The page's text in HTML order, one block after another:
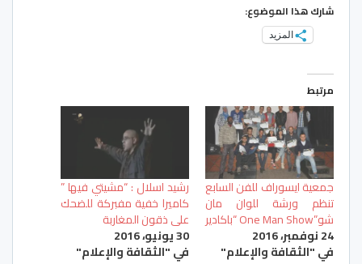
شارك هذا الموضوع:
المزيد
مرتبط
جمعية ايسوراف للفن السابع
تنظم ورشة للوان مان
شو”One Man Show “باكادير
24 نوفمبر، 2016
في "الثقافة والإعلام"
رشيد اسلال : “مشيتي فيها ”
كاميرا خفية مفبركة للضحك
على ذقون المغاربة
30 يونيو، 2016
في "الثقافة والإعلام"